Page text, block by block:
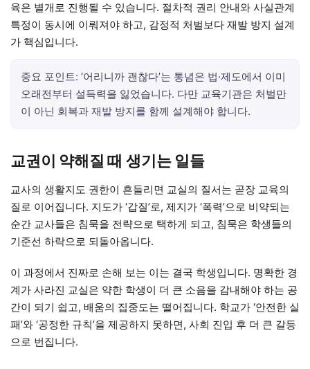
육은 별개로 진행될 수 있습니다. 절차적 권리 안내와 사실관계
특정이 동시에 이뤄져야 하고, 감정적 처벌보다 재발 방지 설계
가 핵심입니다.
중요 포인트: ‘어리니까 괜찮다’는 통념은 법·제도에서 이미
오래전부터 설득력을 잃었습니다. 다만 교육기관은 처벌만
이 아닌 회복과 재발 방지를 함께 설계해야 합니다.
교권이 약해질 때 생기는 일들
교사의 생활지도 권한이 흔들리면 교실의 질서는 곧장 교육의
질로 이어집니다. 지도가 ‘갑질’로, 제지가 ‘폭력’으로 비약되는
순간 교사들은 침묵을 전략으로 택하게 되고, 침묵은 학생들의
기준선 하락으로 되돌아옵니다.
이 과정에서 진짜로 손해 보는 이는 결국 학생입니다. 명확한 경
계가 사라진 교실은 약한 학생이 더 큰 소음을 감내해야 하는 공
간이 되기 쉽고, 배움의 집중도는 떨어집니다. 학교가 ‘안전한 실
패’와 ‘공정한 규칙’을 제공하지 못하면, 사회 진입 후 더 큰 갈등
으로 번집니다.